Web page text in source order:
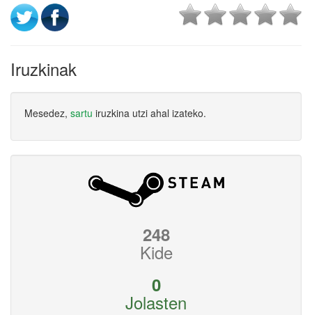
Iruzkinak
Mesedez, sartu iruzkina utzi ahal izateko.
248
Kide
0
Jolasten